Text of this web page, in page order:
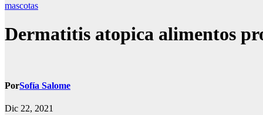
mascotas
Dermatitis atopica alimentos
PorSofía Salome
Dic 22, 2021